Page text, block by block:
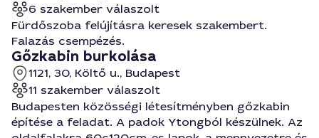
6 szakember válaszolt
Fürdőszoba felújításra keresek szakembert.
Falazás csempézés.
Gőzkabin burkolása
1121, 30, Költő u., Budapest
11 szakember válaszolt
Budapesten közösségi létesítményben gőzkabin
építése a feladat. A padok Ytongból készülnek. Az